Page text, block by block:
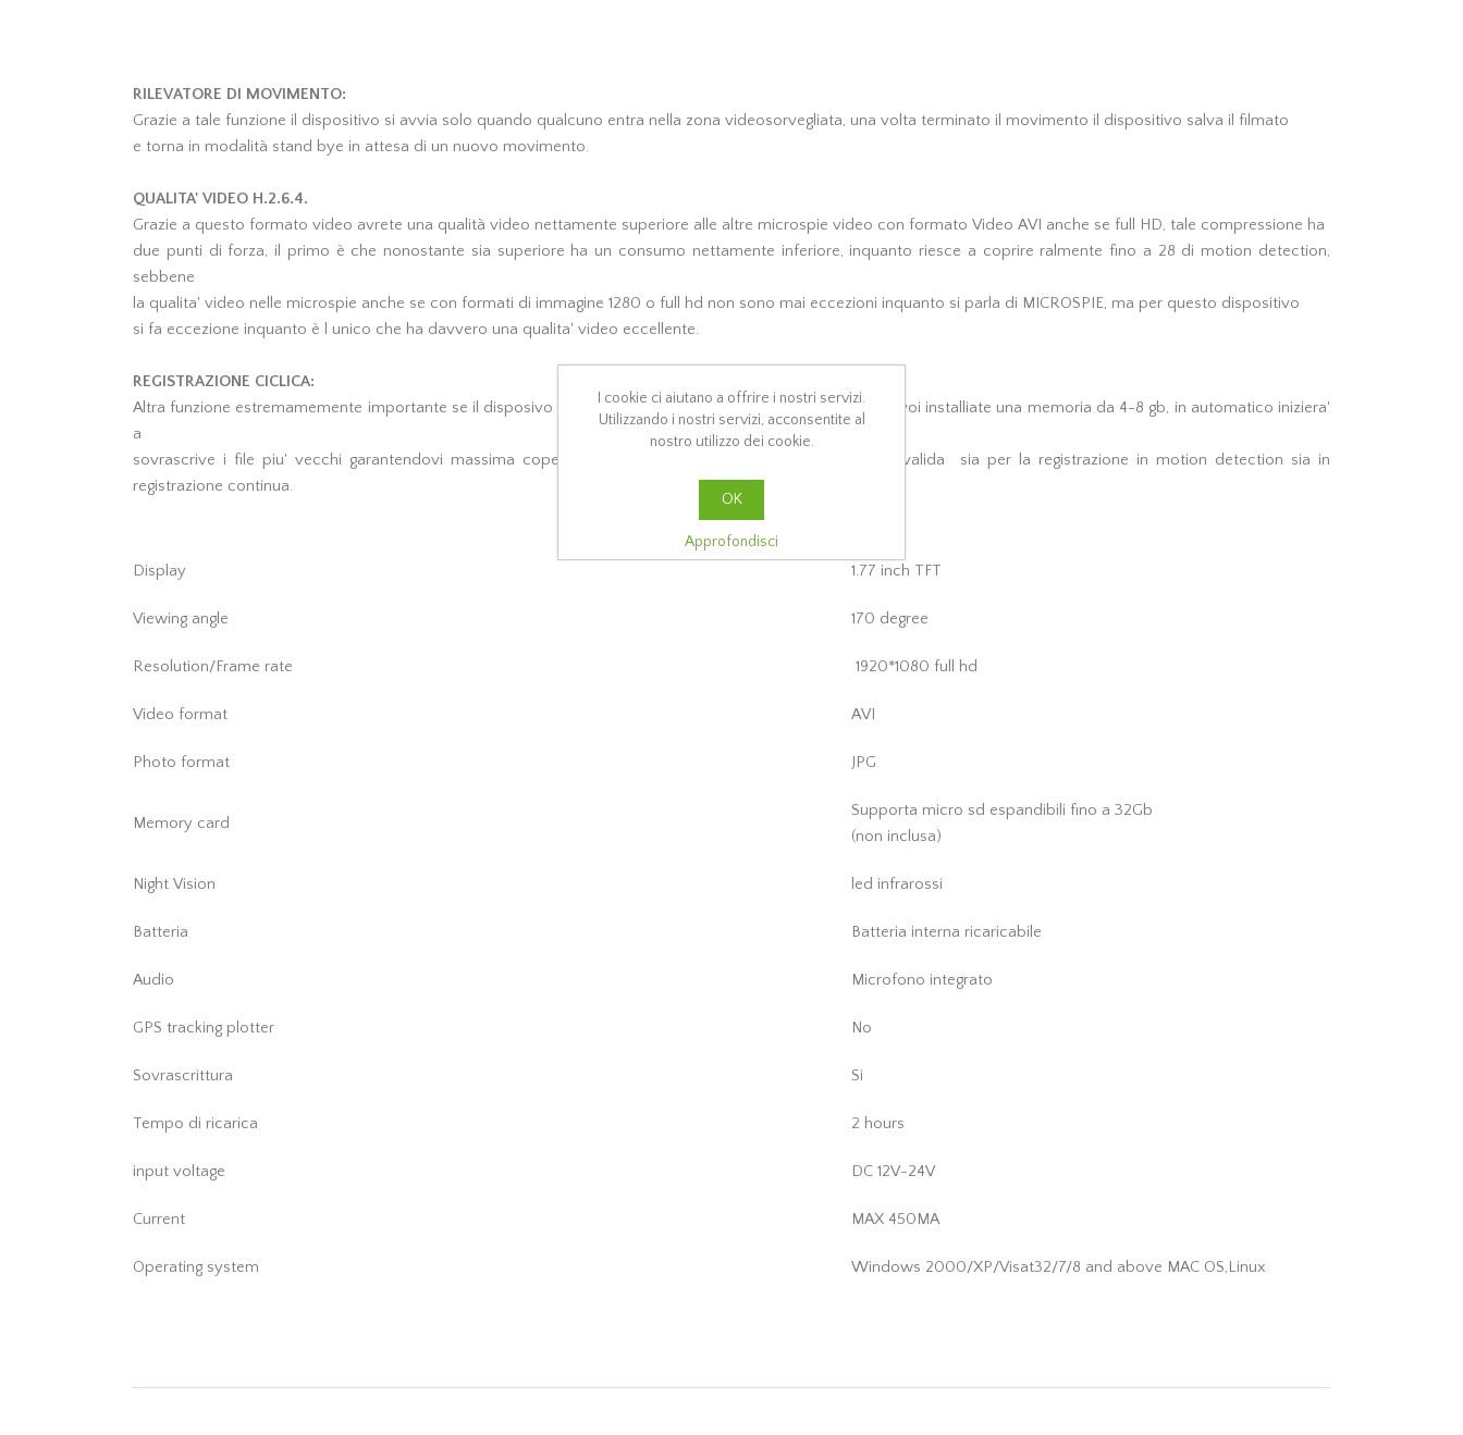
RILEVATORE DI MOVIMENTO:
Grazie a tale funzione il dispositivo si avvia solo quando qualcuno entra nella zona videosorvegliata, una volta terminato il movimento il dispositivo salva il filmato
e torna in modalità stand bye in attesa di un nuovo movimento.
QUALITA' VIDEO H.2.6.4.
Grazie a questo formato video avrete una qualità video nettamente superiore alle altre microspie video con formato Video AVI anche se full HD, tale compressione ha
due punti di forza, il primo è che nonostante sia superiore ha un consumo nettamente inferiore, inquanto riesce a coprire ralmente fino a 28 di motion detection,
sebbene
la qualita' video nelle microspie anche se con formati di immagine 1280 o full hd non sono mai eccezioni inquanto si parla di MICROSPIE, ma per questo dispositivo
si fa eccezione inquanto è l unico che ha davvero una qualita' video eccellente.
REGISTRAZIONE CICLICA:
Altra funzione estremamemente importante se il disposivo dovesse esaurire lo spazio su micro sd in caso voi installiate una memoria da 4-8 gb, in automatico iniziera'
a
sovrascrive i file piu' vecchi garantendovi massima copertura ed affidabilita', la registrazione ciclica e' valida sia per la registrazione in motion detection sia in
registrazione continua.
Display 1.77 inch TFT
Viewing angle 170 degree
Resolution/Frame rate 1920*1080 full hd
Video format AVI
Photo format JPG
Memory card
Supporta micro sd espandibili fino a 32Gb
(non inclusa)
Night Vision led infrarossi
Batteria Batteria interna ricaricabile
Audio Microfono integrato
GPS tracking plotter No
Sovrascrittura Si
Tempo di ricarica 2 hours
input voltage DC 12V-24V
Current MAX 450MA
Operating system Windows 2000/XP/Visat32/7/8 and above MAC OS,Linux
I cookie ci aiutano a offrire i nostri servizi.
Utilizzando i nostri servizi, acconsentite al
nostro utilizzo dei cookie.
OK
Approfondisci